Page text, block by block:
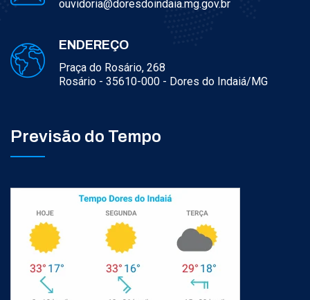
ouvidoria@doresdoindaia.mg.gov.br
ENDEREÇO
Praça do Rosário, 268
Rosário - 35610-000 - Dores do Indaiá/MG
Previsão do Tempo